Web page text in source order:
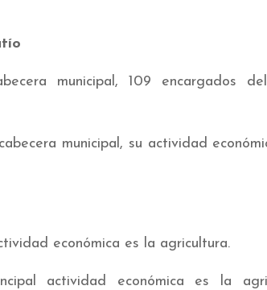
municipal, 109 encargados
municipal, su actividad
económica es la agricultura.
actividad económica es la